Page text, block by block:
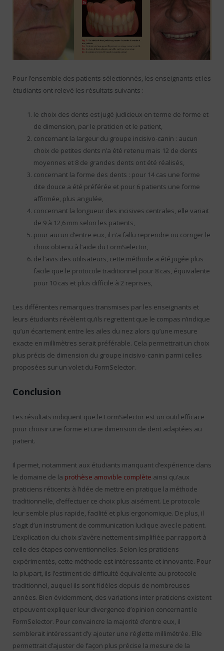
Pour l’ensemble des patients sélectionnés, les enseignants et les
étudiants ont relevé les résultats suivants :
le choix des dents est jugé judicieux en terme de forme et
de dimension, par le praticien et le patient,
concernant la largeur du groupe incisivo-canin : aucun
choix de petites dents n’a été retenu mais 12 de dents
moyennes et 8 de grandes dents ont été réalisés,
concernant la forme des dents : pour 14 cas une forme
dite douce a été préférée et pour 6 patients une forme
affirmée, plus angulée,
concernant la longueur des incisives centrales, elle variait
de 9 à 12,6 mm selon les patients,
pour aucun d’entre eux, il n’a fallu reprendre ou corriger le
choix obtenu à l’aide du FormSelector,
de l’avis des utilisateurs, cette méthode a été jugée plus
facile que le protocole traditionnel pour 8 cas, équivalente
pour 10 cas et plus difficile à 2 reprises,
Les différentes remarques transmises par les enseignants et
leurs étudiants révèlent qu’ils regrettent que le compas n’indique
qu’un écartement entre les ailes du nez alors qu’une mesure
exacte en millimètres serait préférable. Cela permettrait un choix
plus précis de dimension du groupe incisivo-canin parmi celles
proposées sur un volet du FormSelector.
Conclusion
Les résultats indiquent que le FormSelector est un outil efficace
pour choisir une forme et une dimension de dent adaptées au
patient.
Il permet, notamment aux étudiants manquant d’expérience dans
le domaine de la prothèse amovible complète ainsi qu’aux
praticiens réticents à l’idée de mettre en pratique la méthode
traditionnelle, d’effectuer ce choix plus aisément. Le protocole
leur semble plus rapide, facilité et plus ergonomique. De plus, il
s’agit d’un instrument de communication ludique avec le patient.
L’explication du choix s’avère nettement simplifiée par rapport à
celle des étapes conventionnelles. Selon les praticiens
expérimentés, cette méthode est intéressante et innovante. Pour
la plupart, ils l’estiment de difficulté équivalente au protocole
traditionnel, auquel ils sont fidèles depuis de nombreuses
années. Bien évidemment, des variations inter praticiens existent
et peuvent expliquer leur divergence d’opinion concernant le
FormSelector. Pour convaincre la majorité d’entre eux, il
semblerait intéressant d’y ajouter une réglette millimétrée. Elle
permettrait d’ajuster de façon plus précise la mesure de la